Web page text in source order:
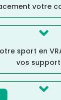
votre

sport en
vos
